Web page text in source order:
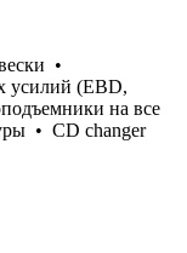
•
усилий (EBD,
на все
• CD changer